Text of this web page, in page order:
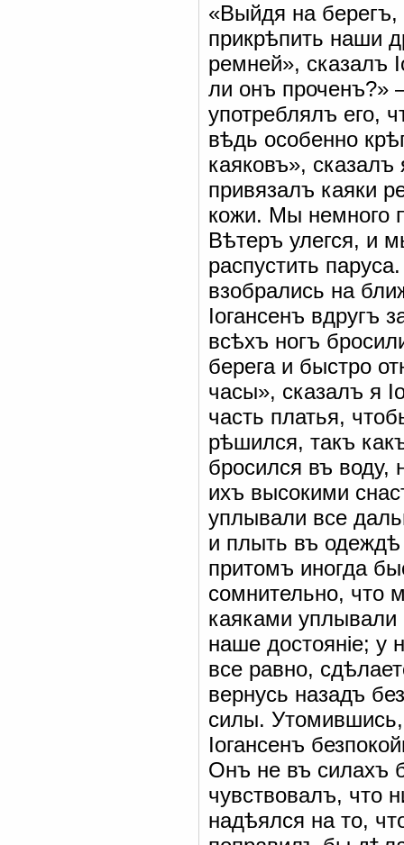
«Выйдя на
прикрѣпить наши
ремней», сказалъ
ли онъ проченъ?»
употреблялъ его,
вѣдь особенно
каяковъ»,
привязалъ каяки
кожи. Мы немного
Вѣтеръ улегся, и
распустить
взобрались на
Іогансенъ вдругъ
всѣхъ ногъ
берега и быстро
часы», сказалъ я
часть платья,
рѣшился, такъ
бросился въ воду,
ихъ высокими
уплывали все
и плыть въ одеждѣ
притомъ иногда
сомнительно, что
каяками
наше достояніе;
все равно,
вернусь назадъ
силы.
Іогансенъ
Онъ не въ силахъ
чувствовалъ, что
надѣялся на то,